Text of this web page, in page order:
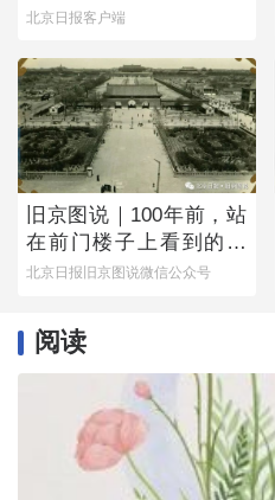
北京日报客户端
旧京图说｜100年前，站
在前门楼子上看到的是
这番景象
北京日报旧京图说微信公众号
阅读